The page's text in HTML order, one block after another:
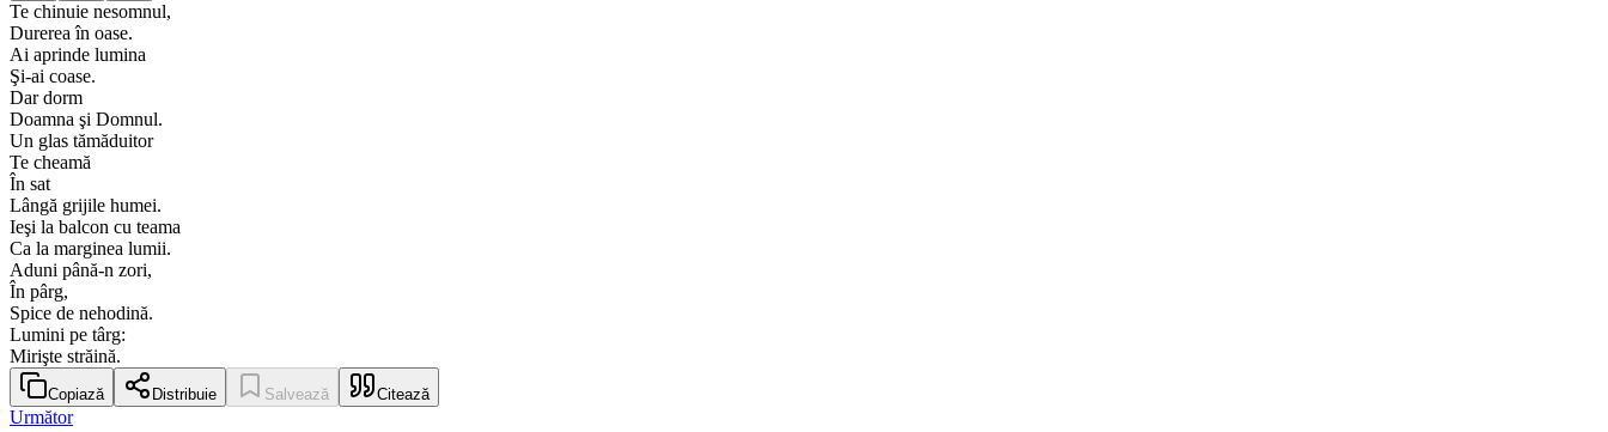
Te chinuie nesomnul,
Durerea în oase.
Ai aprinde lumina
Şi-ai coase.
Dar dorm
Doamna şi Domnul.
Un glas tămăduitor
Te cheamă
În sat
Lângă grijile humei.
Ieşi la balcon cu teama
Ca la marginea lumii.
Aduni până-n zori,
În pârg,
Spice de nehodină.
Lumini pe târg:
Mirişte străină.
Copiază Distribuie Salvează Citează
Următor